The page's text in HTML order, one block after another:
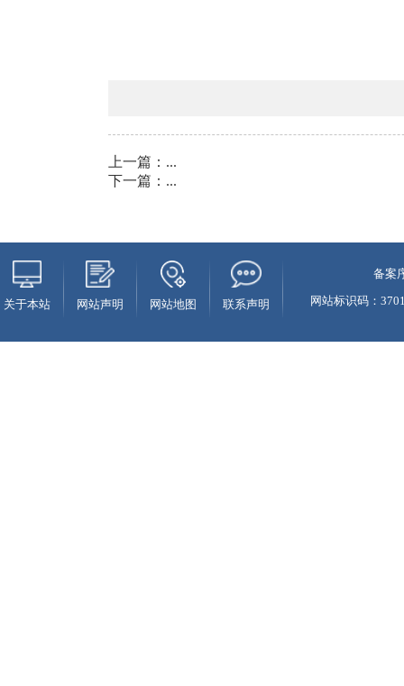
上一篇： ...
下一篇： ...
关于本站 网站声明 网站地图 联系声明
备案
网站标识码：